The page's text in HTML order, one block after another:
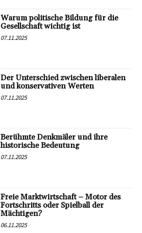
Warum politische Bildung für die
Gesellschaft wichtig ist
07.11.2025
Der Unterschied zwischen liberalen
und konservativen Werten
07.11.2025
Berühmte Denkmäler und ihre
historische Bedeutung
07.11.2025
Freie Marktwirtschaft – Motor des
Fortschritts oder Spielball der
Mächtigen?
06.11.2025